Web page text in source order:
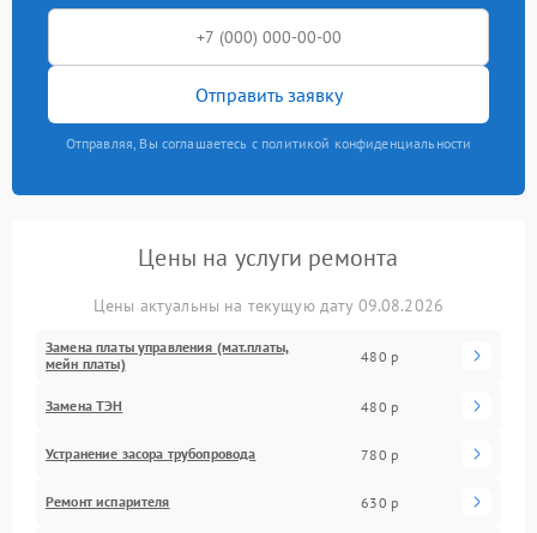
Отправить заявку
Отправляя, Вы соглашаетесь с политикой конфиденциальности
Цены на услуги ремонта
Цены актуальны на текущую дату 09.08.2026
Замена платы управления (мат.платы,
мейн платы)
480 р
Замена ТЭН 480 р
Устранение засора трубопровода 780 р
Ремонт испарителя 630 р